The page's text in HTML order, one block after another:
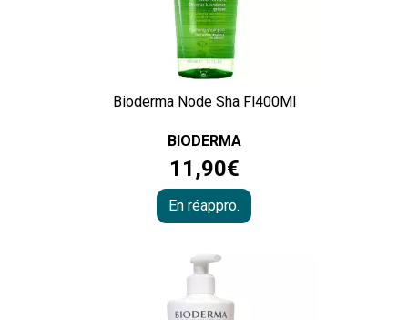
Bioderma Node Sha Fl400Ml
BIODERMA
11 ,90€
En réappro.